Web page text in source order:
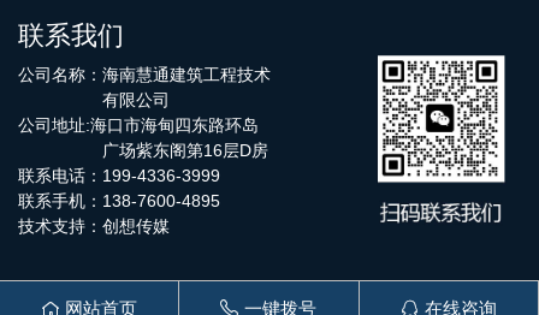
联系我们
公司名称：海南慧通建筑工程技术
有限公司
公司地址:海口市海甸四东路环岛
广场紫东阁第16层D房
联系电话：199-4336-3999
联系手机：138-7600-4895
技术支持： 创想传媒
 网站首页  一键拨号  在线咨询